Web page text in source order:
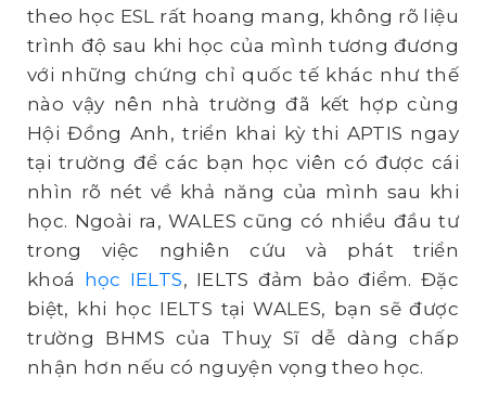
theo học ESL rất hoang mang, không rõ liệu
trình độ sau khi học của mình tương đương
với những chứng chỉ quốc tế khác như thế
nào vậy nên nhà trường đã kết hợp cùng
Hội Đồng Anh, triển khai kỳ thi APTIS ngay
tại trường để các bạn học viên có được cái
nhìn rõ nét về khả năng của mình sau khi
học. Ngoài ra, WALES cũng có nhiều đầu tư
trong việc nghiên cứu và phát triển
khoá
học IELTS, IELTS đảm bảo điểm. Đặc
biệt, khi học IELTS tại WALES, bạn sẽ được
trường BHMS của Thuỵ Sĩ dễ dàng chấp
nhận hơn nếu có nguyện vọng theo học.